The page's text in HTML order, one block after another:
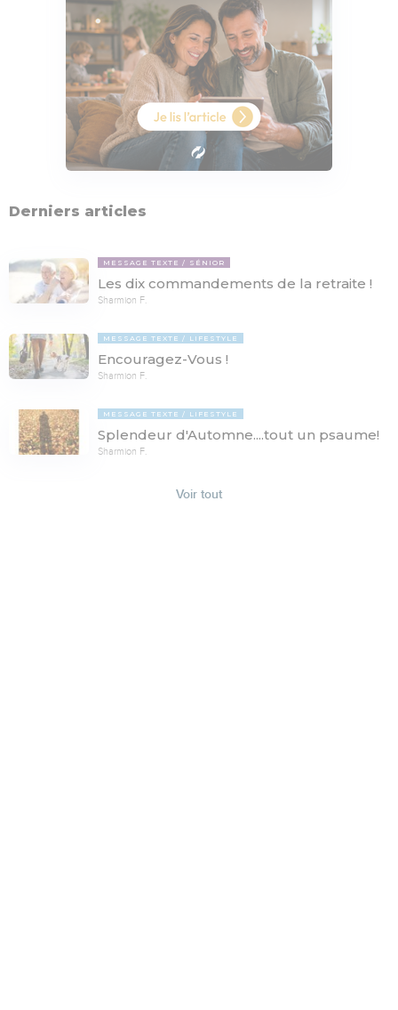
Derniers articles
MESSAGE TEXTE SÉNIOR
Les dix commandements de la retraite !
Sharmion F.
MESSAGE TEXTE LIFESTYLE
Encouragez-Vous !
Sharmion F.
MESSAGE TEXTE LIFESTYLE
Splendeur d'Automne....tout un psaume!
Sharmion F.
Voir tout